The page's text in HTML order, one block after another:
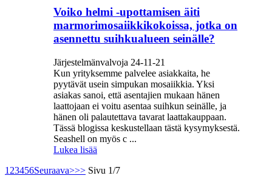
Voiko helmi -upottamisen äiti
marmorimosaiikkikokoissa, jotka on
asennettu suihkualueen seinälle?
Järjestelmänvalvoja 24-11-21
Kun yrityksemme palvelee asiakkaita, he
pyytävät usein simpukan mosaiikkia. Yksi
asiakas sanoi, että asentajien mukaan hänen
laattojaan ei voitu asentaa suihkun seinälle, ja
hänen oli palautettava tavarat laattakauppaan.
Tässä blogissa keskustellaan tästä kysymyksestä.
Seashell on myös c ...
Lukea lisää
1 23456Seuraava>>> Sivu 1/7